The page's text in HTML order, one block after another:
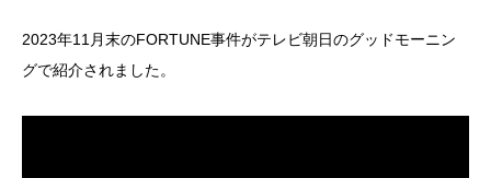
2023年11月末のFORTUNE事件がテレビ朝日のグッドモーニン
グで紹介されました。